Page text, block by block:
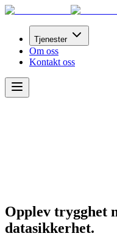
Tjenester
Om oss
Kontakt oss
Opplev trygghet
datasikkerhet.